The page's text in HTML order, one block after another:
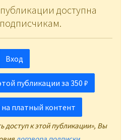
доступна
Вход
публикации за 350 ₽
платный контент
доступ к этой публикации», Вы